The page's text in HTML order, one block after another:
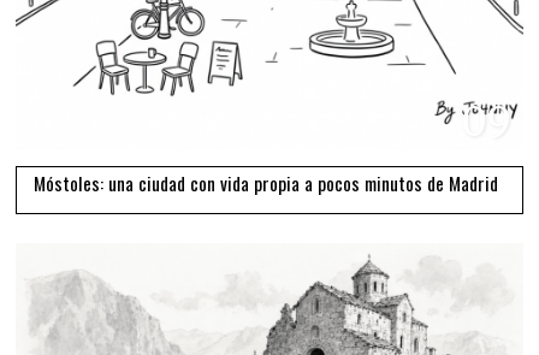
09
Móstoles: una ciudad con vida propia a pocos minutos de Madrid